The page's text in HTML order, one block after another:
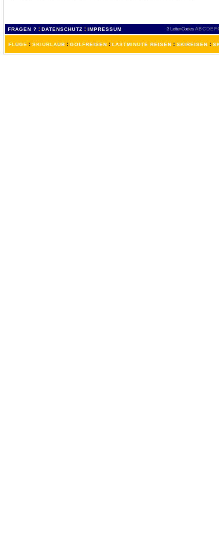
FRAGEN ? : DATENSCHUTZ : IMPRESSUM 3 Letter-Codes ABCDEF
FLÜGE : SKIURLAUB : GOLFREISEN : LASTMINUTE REISEN : SKIREISEN :